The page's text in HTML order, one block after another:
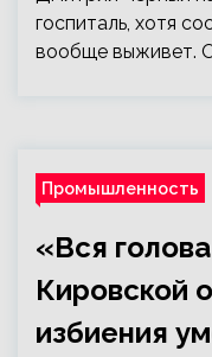
госпиталь, хотя
вообще выживет.
Промышленность
«Вся
Кировской
избиения